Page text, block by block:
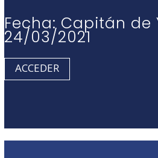
Fecha: Capitán de
24/03/2021
ACCEDER